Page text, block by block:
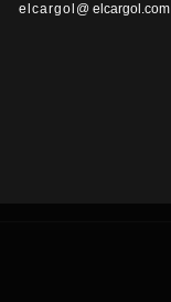
elcargol @ elcargol.com